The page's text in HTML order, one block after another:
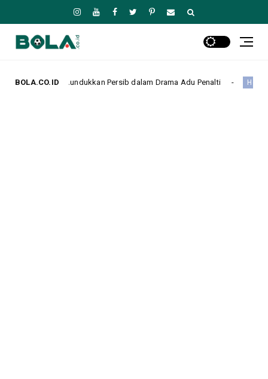
BOLA.CO.IDPersib dalam Drama Adu Penalti Headline Celta Vigo